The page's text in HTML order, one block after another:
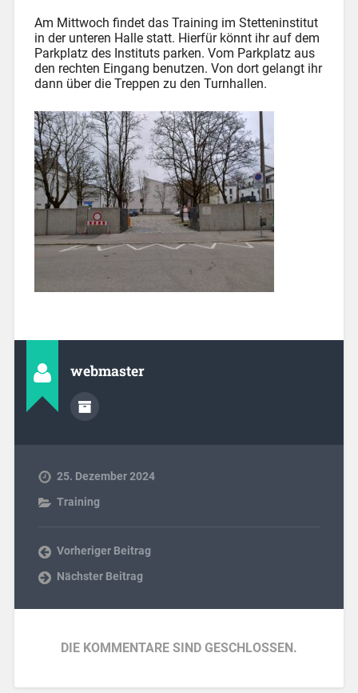
Am Mittwoch findet das Training im Stetteninstitut
in der unteren Halle statt. Hierfür könnt ihr auf dem
Parkplatz des Instituts parken. Vom Parkplatz aus
den rechten Eingang benutzen. Von dort gelangt ihr
dann über die Treppen zu den Turnhallen.
webmaster
25. Dezember 2024
Training
Vorheriger Beitrag
Nächster Beitrag
DIE KOMMENTARE SIND GESCHLOSSEN.